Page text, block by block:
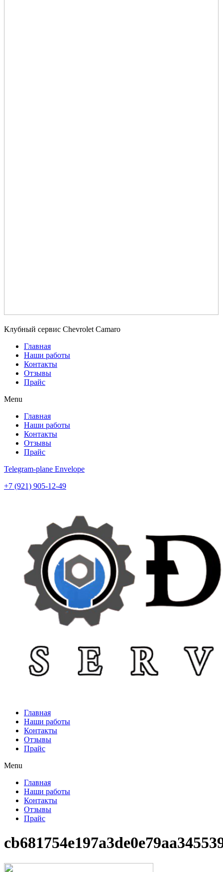
Клубный сервис Chevrolet Camaro
Главная
Наши работы
Контакты
Отзывы
Прайс
Menu
Главная
Наши работы
Контакты
Отзывы
Прайс
Telegram-plane Envelope
+7 (921) 905-12-49
Главная
Наши работы
Контакты
Отзывы
Прайс
Menu
Главная
Наши работы
Контакты
Отзывы
Прайс